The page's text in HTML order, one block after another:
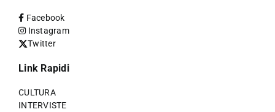
Facebook
Instagram
Twitter
Link Rapidi
CULTURA
INTERVISTE